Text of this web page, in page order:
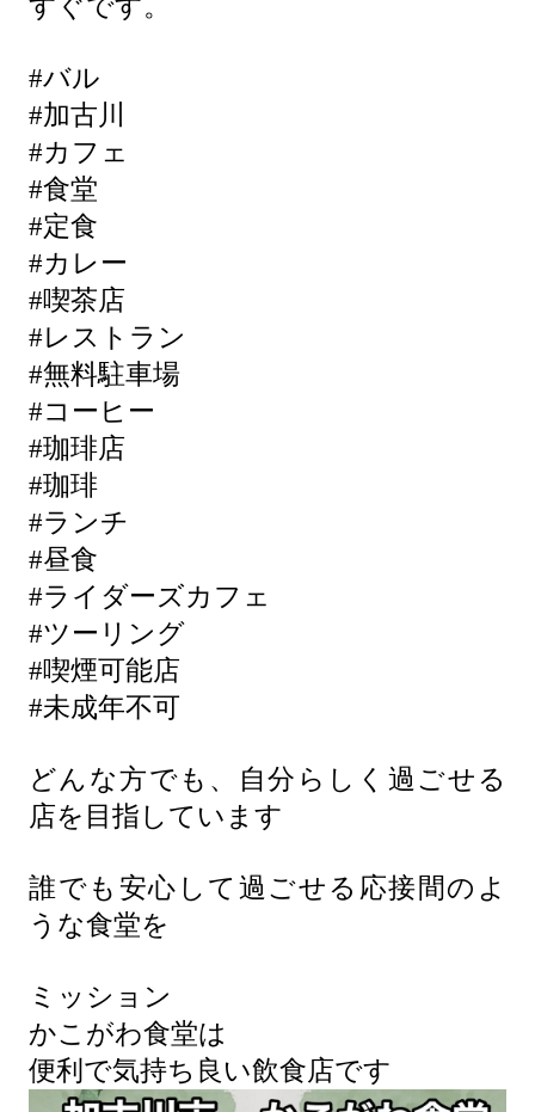
すぐです。
#バル
#加古川
#カフェ
#食堂
#定食
#カレー
#喫茶店
#レストラン
#無料駐車場
#コーヒー
#珈琲店
#珈琲
#ランチ
#昼食
#ライダーズカフェ
#ツーリング
#喫煙可能店
#未成年不可
どんな方でも、自分らしく過ごせる
店を目指しています
誰でも安心して過ごせる応接間のよ
うな食堂を
ミッション
かこがわ食堂は
便利で気持ち良い飲食店です